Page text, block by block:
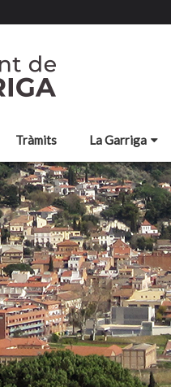
Tràmits La Garriga